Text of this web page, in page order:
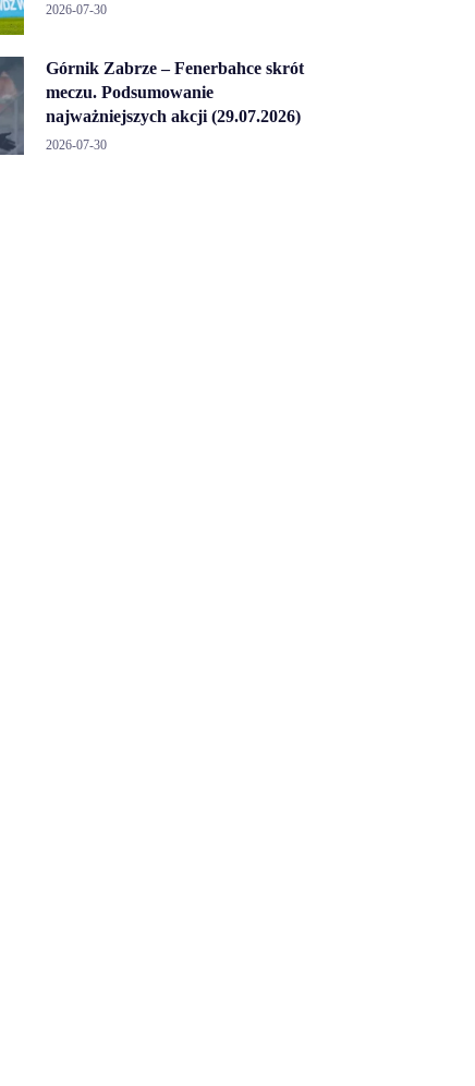
2026-07-30
Górnik Zabrze – Fenerbahce skrót
meczu. Podsumowanie
najważniejszych akcji (29.07.2026)
2026-07-30